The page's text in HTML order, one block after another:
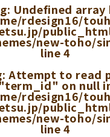
: Undefined array
rdesign16/
new-toho/
line4
: Attempt to read
on null
rdesign16/
new-toho/
line4